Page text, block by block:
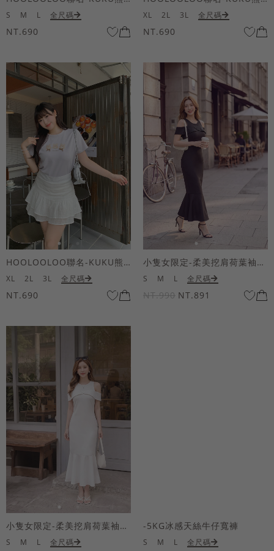
S M L 全尺碼
NT.690
XL 2L 3L 全尺碼
NT.690
HOOLOOLOO聯名-KUKU熊蝴蝶結短袖上衣
XL 2L 3L 全尺碼
NT.690
小隻女限定-柔美挖肩荷葉袖魚尾長洋裝
S M L 全尺碼
NT.990 NT.891
小隻女限定-柔美挖肩荷葉袖魚尾長洋裝
S M L 全尺碼
-5KG冰感天絲牛仔寬褲
S M L 全尺碼